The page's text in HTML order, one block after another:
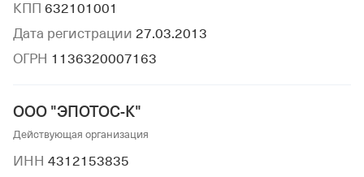
КПП 632101001
Дата регистрации 27.03.2013
ОГРН 1136320007163
ООО "ЭПОТОС-К"
Действующая организация
ИНН 4312153835